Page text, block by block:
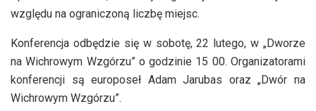
względu na ograniczoną liczbę miejsc.
Konferencja odbędzie się w sobotę, 22 lutego, w „Dworze
na Wichrowym Wzgórzu” o godzinie 15 00. Organizatorami
konferencji są europoseł Adam Jarubas oraz „Dwór na
Wichrowym Wzgórzu”.